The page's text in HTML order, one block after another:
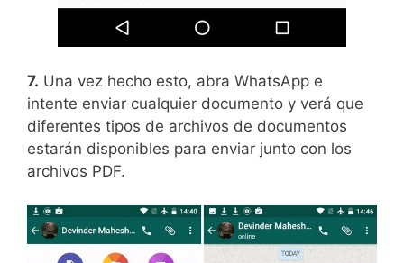
7. Una vez hecho esto, abra WhatsApp e
intente enviar cualquier documento y verá que
diferentes tipos de archivos de documentos
estarán disponibles para enviar junto con los
archivos PDF.